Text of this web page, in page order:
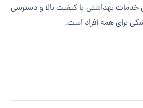
خدمات بهداشتی با کیفیت بالا و دسترسی
برای همه افراد است.